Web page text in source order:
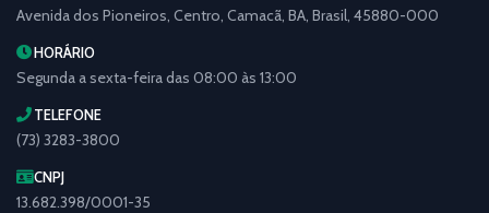
Avenida dos Pioneiros, Centro, Camacã, BA, Brasil, 45880-000
HORÁRIO
Segunda a sexta-feira das 08:00 às 13:00
TELEFONE
(73) 3283-3800
CNPJ
13.682.398/0001-35